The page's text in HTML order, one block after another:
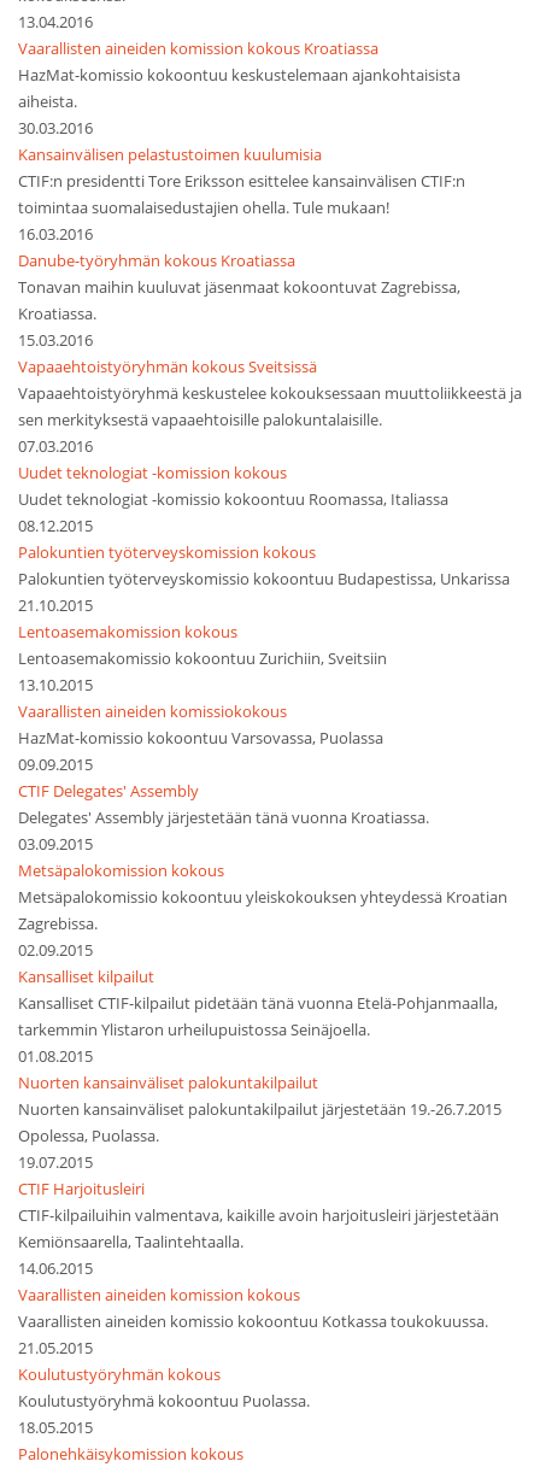
13.04.2016
Vaarallisten aineiden komission kokous Kroatiassa
HazMat-komissio kokoontuu keskustelemaan ajankohtaisista
aiheista.
30.03.2016
Kansainvälisen pelastustoimen kuulumisia
CTIF:n presidentti Tore Eriksson esittelee kansainvälisen CTIF:n
toimintaa suomalaisedustajien ohella. Tule mukaan!
16.03.2016
Danube-työryhmän kokous Kroatiassa
Tonavan maihin kuuluvat jäsenmaat kokoontuvat Zagrebissa,
Kroatiassa.
15.03.2016
Vapaaehtoistyöryhmän kokous Sveitsissä
Vapaaehtoistyöryhmä keskustelee kokouksessaan muuttoliikkeestä ja
sen merkityksestä vapaaehtoisille palokuntalaisille.
07.03.2016
Uudet teknologiat -komission kokous
Uudet teknologiat -komissio kokoontuu Roomassa, Italiassa
08.12.2015
Palokuntien työterveyskomission kokous
Palokuntien työterveyskomissio kokoontuu Budapestissa, Unkarissa
21.10.2015
Lentoasemakomission kokous
Lentoasemakomissio kokoontuu Zurichiin, Sveitsiin
13.10.2015
Vaarallisten aineiden komissiokokous
HazMat-komissio kokoontuu Varsovassa, Puolassa
09.09.2015
CTIF Delegates' Assembly
Delegates' Assembly järjestetään tänä vuonna Kroatiassa.
03.09.2015
Metsäpalokomission kokous
Metsäpalokomissio kokoontuu yleiskokouksen yhteydessä Kroatian
Zagrebissa.
02.09.2015
Kansalliset kilpailut
Kansalliset CTIF-kilpailut pidetään tänä vuonna Etelä-Pohjanmaalla,
tarkemmin Ylistaron urheilupuistossa Seinäjoella.
01.08.2015
Nuorten kansainväliset palokuntakilpailut
Nuorten kansainväliset palokuntakilpailut järjestetään 19.-26.7.2015
Opolessa, Puolassa.
19.07.2015
CTIF Harjoitusleiri
CTIF-kilpailuihin valmentava, kaikille avoin harjoitusleiri järjestetään
Kemiönsaarella, Taalintehtaalla.
14.06.2015
Vaarallisten aineiden komission kokous
Vaarallisten aineiden komissio kokoontuu Kotkassa toukokuussa.
21.05.2015
Koulutustyöryhmän kokous
Koulutustyöryhmä kokoontuu Puolassa.
18.05.2015
Palonehkäisykomission kokous